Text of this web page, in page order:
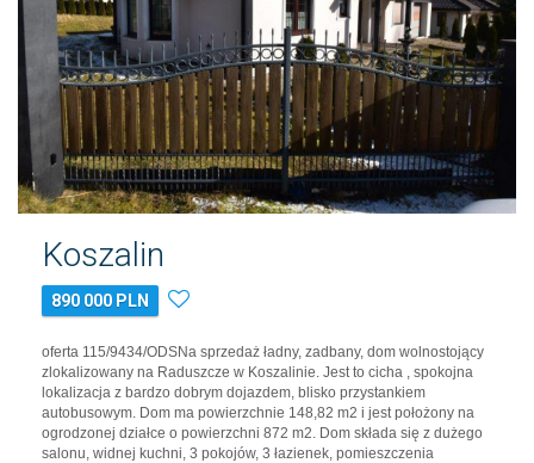
Koszalin
890 000 PLN
oferta 115/9434/ODSNa sprzedaż ładny, zadbany, dom wolnostojący
zlokalizowany na Raduszcze w Koszalinie. Jest to cicha , spokojna
lokalizacja z bardzo dobrym dojazdem, blisko przystankiem
autobusowym. Dom ma powierzchnie 148,82 m2 i jest położony na
ogrodzonej działce o powierzchni 872 m2. Dom składa się z dużego
salonu, widnej kuchni, 3 pokojów, 3 łazienek, pomieszczenia